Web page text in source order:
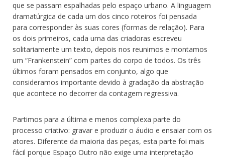
que se passam espalhadas pelo espaço urbano. A linguagem
dramatúrgica de cada um dos cinco roteiros foi pensada
para corresponder às suas cores (formas de relação). Para
os dois primeiros, cada uma das criadoras escreveu
solitariamente um texto, depois nos reunimos e montamos
um “Frankenstein” com partes do corpo de todos. Os três
últimos foram pensados em conjunto, algo que
consideramos importante devido à gradação da abstração
que acontece no decorrer da contagem regressiva.
Partimos para a última e menos complexa parte do
processo criativo: gravar e produzir o áudio e ensaiar com os
atores. Diferente da maioria das peças, esta parte foi mais
fácil porque Espaço Outro não exige uma interpretação